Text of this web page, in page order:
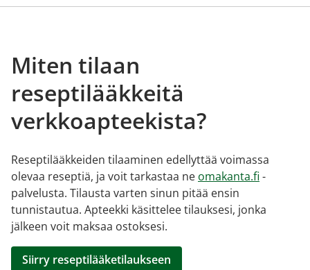
Miten tilaan
reseptilääkkeitä
verkkoapteekista?
Reseptilääkkeiden tilaaminen edellyttää voimassa
olevaa reseptiä, ja voit tarkastaa ne omakanta.fi -
palvelusta. Tilausta varten sinun pitää ensin
tunnistautua. Apteekki käsittelee tilauksesi, jonka
jälkeen voit maksaa ostoksesi.
Siirry reseptilääketilaukseen